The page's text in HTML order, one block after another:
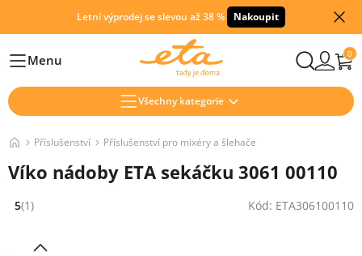
Letní výprodej se slevou až 38 % Nakoupit
HlavníMenu 0
Všechny kategorie
Příslušenství Příslušenství pro mixéry a šlehače
Víko nádoby ETA sekáčku 3061 00110
Hodnocení: 5 z 5 (1 recenzí)
5(1) Kód: ETA306100110